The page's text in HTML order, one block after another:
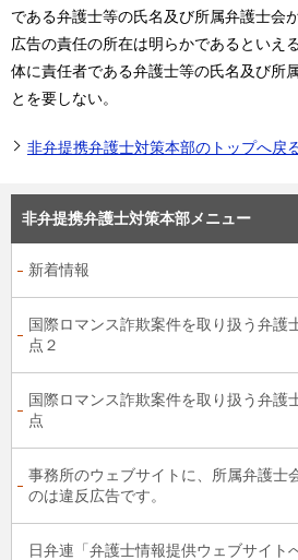
である弁護士等の氏名及び所属弁護士会
広告の責任の所在は明らかであるといえ
体に責任者である弁護士等の氏名及び所
とを要しない。
非弁提携弁護士対策本部のトップへ戻
非弁提携弁護士対策本部メニュー
新着情報
国際ロマンス詐欺案件を取り扱う弁護
点２
国際ロマンス詐欺案件を取り扱う弁護
点
事務所のウェブサイトに、所属弁護士
のは違反広告です。
日弁連「弁護士情報提供ウェブサイト